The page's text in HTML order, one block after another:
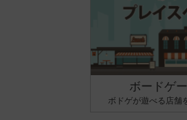
ボードゲ
ボドゲが遊べる店舗